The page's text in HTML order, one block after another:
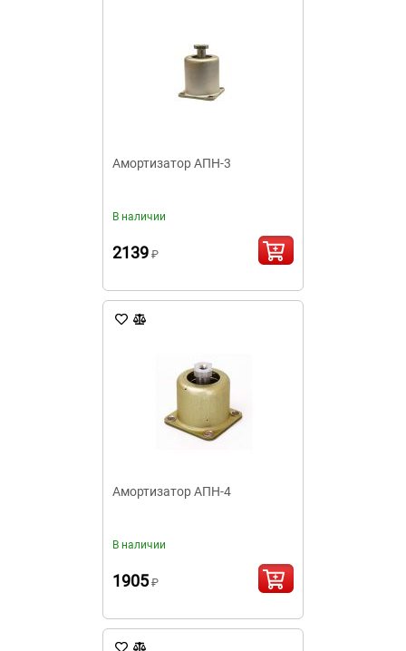
Амортизатор АПН-3
В наличии
2139 ₽
Амортизатор АПН-4
В наличии
1905 ₽